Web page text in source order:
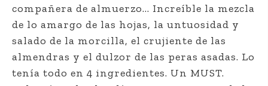
compañera de almuerzo… Increíble la mezcla
de lo amargo de las hojas, la untuosidad y
salado de la morcilla, el crujiente de las
almendras y el dulzor de las peras asadas. Lo
tenía todo en 4 ingredientes. Un MUST.